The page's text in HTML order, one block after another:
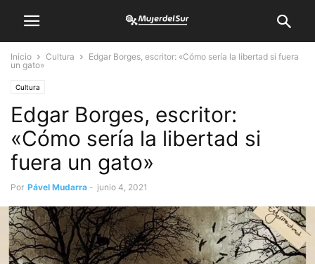
Inicio Cultura
Edgar Borges, escritor: «Cómo sería la libertad si fuera
un gato»
Cultura
Edgar Borges, escritor:
«Cómo sería la libertad si
fuera un gato»
Por Pável Mudarra - junio 4, 2021